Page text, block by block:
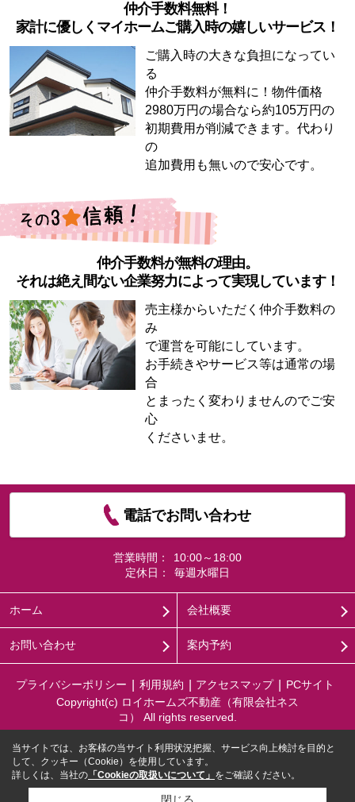
仲介手数料無料！
家計に優しくマイホームご購入時の嬉しいサービス！
ご購入時の大きな負担になってい
る
仲介手数料が無料に！物件価格
2980万円の場合なら約105万円の
初期費用が削減できます。代わり
の
追加費用も無いので安心です。
仲介手数料が無料の理由。
それは絶え間ない企業努力によって実現しています！
売主様からいただく仲介手数料の
み
で運営を可能にしています。
お手続きやサービス等は通常の場
合
とまったく変わりませんのでご安
心
くださいませ。
電話でお問い合わせ
営業時間：
10:00～18:00
定休日：
毎週水曜日
ホーム 会社概要
お問い合わせ 案内予約
プライバシーポリシー 利用規約 アクセスマップ
PCサイト
Copyright(c) ロイホームズ不動産（有限会社ネス
コ） All rights reserved.
当サイトでは、お客様の当サイト利用状況把握、サービス向上検討を目的と
して、クッキー（Cookie）を使用しています。
詳しくは、当社の 「Cookieの取扱いについて」 をご確認ください。